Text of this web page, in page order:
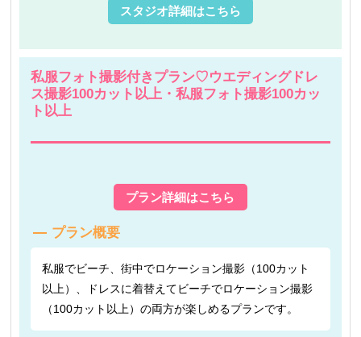
スタジオ詳細はこちら
私服フォト撮影付きプラン♡ウエディングドレ
ス撮影100カット以上・私服フォト撮影100カッ
ト以上
プラン詳細はこちら
プラン概要
私服でビーチ、街中でロケーション撮影（100カット
以上）、ドレスに着替えてビーチでロケーション撮影
（100カット以上）の両方が楽しめるプランです。